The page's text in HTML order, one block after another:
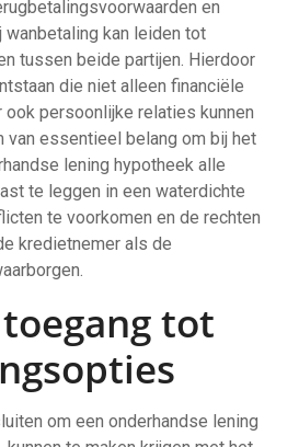
en
wanbetaling kan leiden tot
tussen beide partijen. Hierdoor
die niet alleen financiële
ook persoonlijke relaties kunnen
van essentieel belang om bij het
lening hypotheek alle
te leggen in een waterdichte
te voorkomen en de rechten
kredietnemer als de
tot
om een onderhandse lening